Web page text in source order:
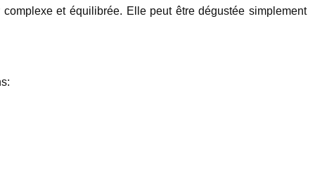
et équilibrée. Elle peut être dégustée simplement